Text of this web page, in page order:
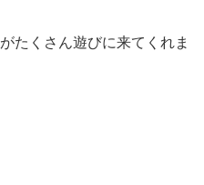
たくさん遊びに来てくれま